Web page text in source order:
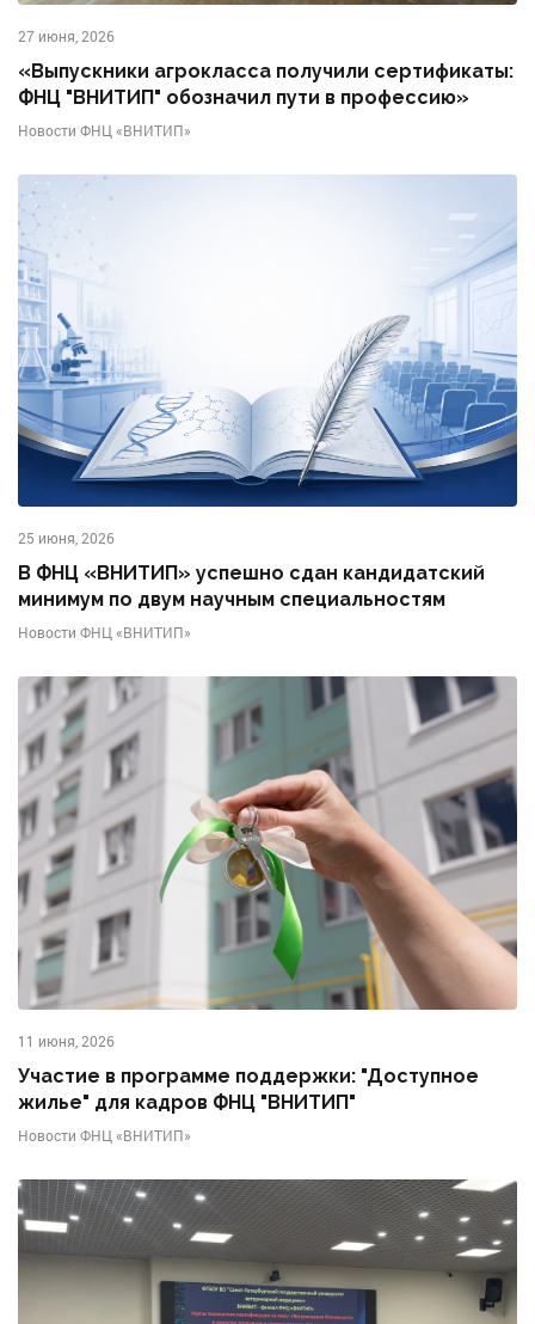
27 июня, 2026
«Выпускники агрокласса получили сертификаты:
ФНЦ "ВНИТИП" обозначил пути в профессию»
Новости ФНЦ «ВНИТИП»
25 июня, 2026
В ФНЦ «ВНИТИП» успешно сдан кандидатский
минимум по двум научным специальностям
Новости ФНЦ «ВНИТИП»
11 июня, 2026
Участие в программе поддержки: "Доступное
жилье" для кадров ФНЦ "ВНИТИП"
Новости ФНЦ «ВНИТИП»